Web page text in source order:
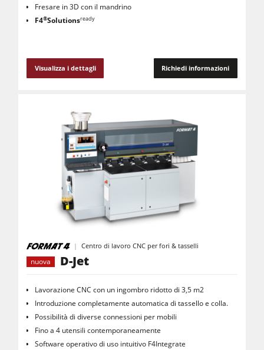
Fresare in 3D con il mandrino
F4®Solutionsready
Visualizza i dettagli Richiedi informazioni
Centro di lavoro CNC per fori & tasselli
nuova
D-Jet
Lavorazione CNC con un ingombro ridotto di 3,5 m2
Introduzione completamente automatica di tassello e colla.
Possibilità di diverse connessioni per mobili
Fino a 4 utensili contemporaneamente
Software operativo di uso intuitivo F4Integrate